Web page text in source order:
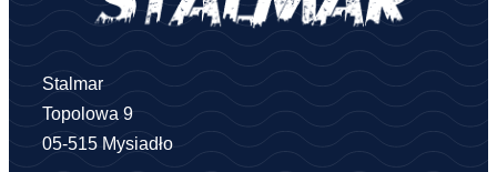
Stalmar
Topolowa 9
05-515 Mysiadło